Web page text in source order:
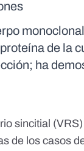
de la
ha
sincitial (VRS)
de los casos